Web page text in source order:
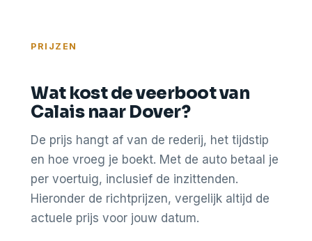
PRIJZEN
Wat kost de veerboot van
Calais naar Dover?
De prijs hangt af van de rederij, het tijdstip
en hoe vroeg je boekt. Met de auto betaal je
per voertuig, inclusief de inzittenden.
Hieronder de richtprijzen, vergelijk altijd de
actuele prijs voor jouw datum.